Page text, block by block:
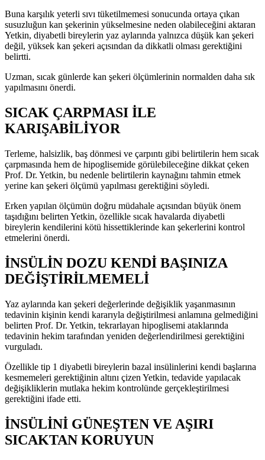
Buna karşılık yeterli sıvı tüketilmemesi sonucunda ortaya çıkan
susuzluğun kan şekerinin yükselmesine neden olabileceğini aktaran
Yetkin, diyabetli bireylerin yaz aylarında yalnızca düşük kan şekeri
değil, yüksek kan şekeri açısından da dikkatli olması gerektiğini
belirtti.
Uzman, sıcak günlerde kan şekeri ölçümlerinin normalden daha sık
yapılmasını önerdi.
SICAK ÇARPMASI İLE
KARIŞABİLİYOR
Terleme, halsizlik, baş dönmesi ve çarpıntı gibi belirtilerin hem sıcak
çarpmasında hem de hipoglisemide görülebileceğine dikkat çeken
Prof. Dr. Yetkin, bu nedenle belirtilerin kaynağını tahmin etmek
yerine kan şekeri ölçümü yapılması gerektiğini söyledi.
Erken yapılan ölçümün doğru müdahale açısından büyük önem
taşıdığını belirten Yetkin, özellikle sıcak havalarda diyabetli
bireylerin kendilerini kötü hissettiklerinde kan şekerlerini kontrol
etmelerini önerdi.
İNSÜLİN DOZU KENDİ BAŞINIZA
DEĞİŞTİRİLMEMELİ
Yaz aylarında kan şekeri değerlerinde değişiklik yaşanmasının
tedavinin kişinin kendi kararıyla değiştirilmesi anlamına gelmediğini
belirten Prof. Dr. Yetkin, tekrarlayan hipoglisemi ataklarında
tedavinin hekim tarafından yeniden değerlendirilmesi gerektiğini
vurguladı.
Özellikle tip 1 diyabetli bireylerin bazal insülinlerini kendi başlarına
kesmemeleri gerektiğinin altını çizen Yetkin, tedavide yapılacak
değişikliklerin mutlaka hekim kontrolünde gerçekleştirilmesi
gerektiğini ifade etti.
İNSÜLİNİ GÜNEŞTEN VE AŞIRI
SICAKTAN KORUYUN